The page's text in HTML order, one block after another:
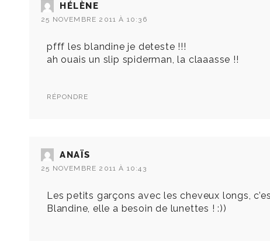
HÉLÈNE
25 NOVEMBRE 2011 À 10:36
pfff les blandine je deteste !!!
ah ouais un slip spiderman, la claaasse !!
RÉPONDRE
ANAÏS
25 NOVEMBRE 2011 À 10:43
Les petits garçons avec les cheveux longs,
Blandine, elle a besoin de lunettes ! :))